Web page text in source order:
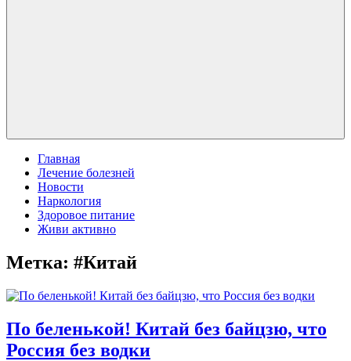
Главная
Лечение болезней
Новости
Наркология
Здоровое питание
Живи активно
Метка: #Китай
По беленькой! Китай без байцзю, что
Россия без водки